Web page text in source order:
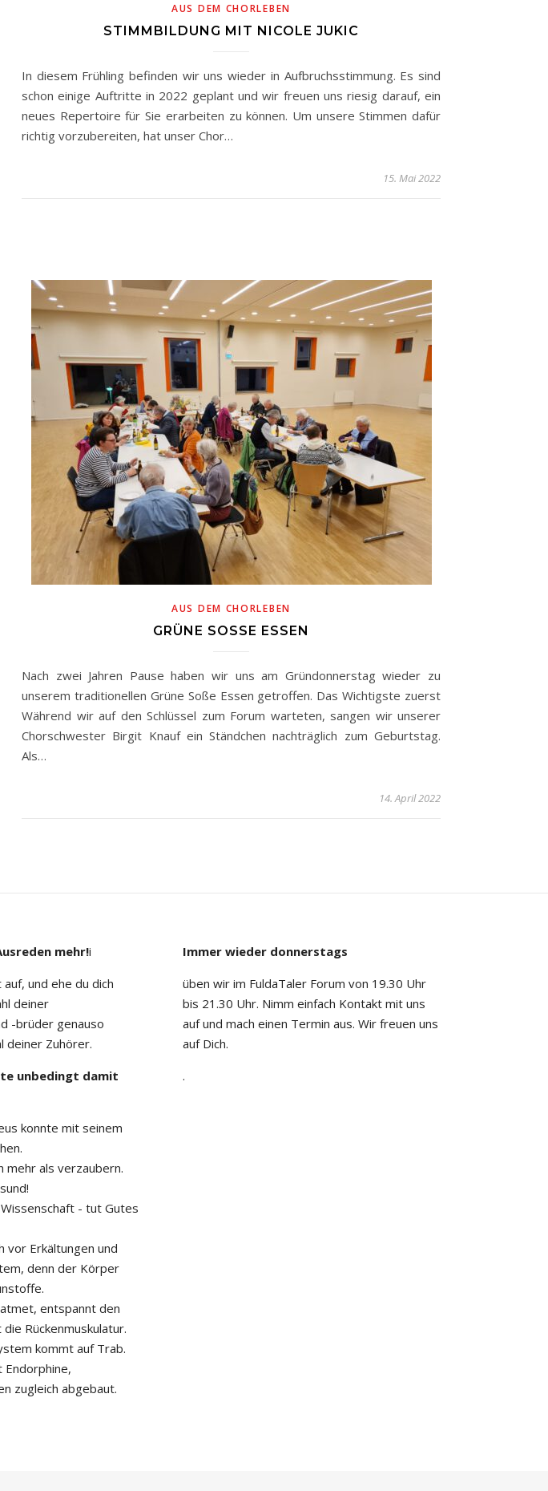
AUS DEM CHORLEBEN
STIMMBILDUNG MIT NICOLE JUKIC
In diesem Frühling befinden wir uns wieder in Aufbruchsstimmung. Es sind
schon einige Auftritte in 2022 geplant und wir freuen uns riesig darauf, ein
neues Repertoire für Sie erarbeiten zu können. Um unsere Stimmen dafür
richtig vorzubereiten, hat unser Chor…
15. Mai 2022
AUS DEM CHORLEBEN
GRÜNE SOSSE ESSEN
Nach zwei Jahren Pause haben wir uns am Gründonnerstag wieder zu
unserem traditionellen Grüne Soße Essen getroffen. Das Wichtigste zuerst
Während wir auf den Schlüssel zum Forum warteten, sangen wir unserer
Chorschwester Birgit Knauf ein Ständchen nachträglich zum Geburtstag.
Als…
14. April 2022
mehr!i
und ehe du dich
deiner
-brüder genauso
deiner Zuhörer.
unbedingt damit
konnte mit seinem
mehr als verzaubern.
- tut Gutes
vor Erkältungen und
denn der Körper
entspannt den
Rückenmuskulatur.
kommt auf Trab.
Endorphine,
zugleich abgebaut.
Immer wieder donnerstags
üben wir im FuldaTaler Forum von 19.30 Uhr
bis 21.30 Uhr. Nimm einfach Kontakt mit uns
auf und mach einen Termin aus. Wir freuen uns
auf Dich.
.